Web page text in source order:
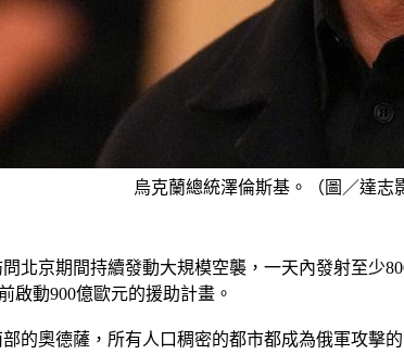
烏克蘭總統澤倫斯基。（圖／達志
北京期間持續發動大規模空襲，一天內發射至少
啟動900億歐元的援助計畫。
的奧德薩，所有人口稠密的都市都成為俄軍攻擊